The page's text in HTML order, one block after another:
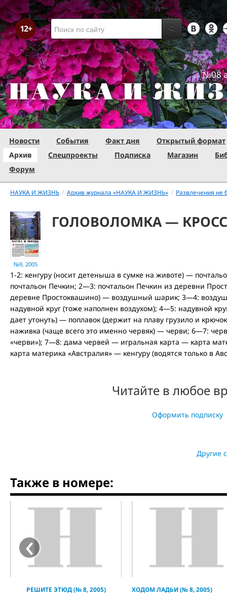
№08
Новости События Факт дня
Открытый формат
Архив
Спецпроекты Подписка Магазин
Форум
НАУКА И ЖИЗНЬ / Архив журнала «НАУКА И ЖИЗНЬ» / Развлечения не
№9, 2005
ГОЛОВОЛОМКА —
1-2: кенгуру (носит детеныша в сумке на животе) —
почтальон Печкин; 2—3: почтальон Печкин из деревни
деревне Простоквашино) — воздушный шарик; 3—4:
надувной круг (тоже наполнен воздухом); 4—5: надувной
дает утонуть) — поплавок (держит на плаву грузило и
наживка (чаще всего это именно червяк) — черви; 6—7:
«черви»); 7—8: дама червей — игральная карта — карта
карта материка «Австралия» — кенгуру (водятся только в
Читайте в любое
Оформить подписку
Другие
Также в номере:
РЕШИТЕ ЭТЮД (№ 8, 2005) ХОДОМ ЛАДЬИ (№ 8, 2005)
‹